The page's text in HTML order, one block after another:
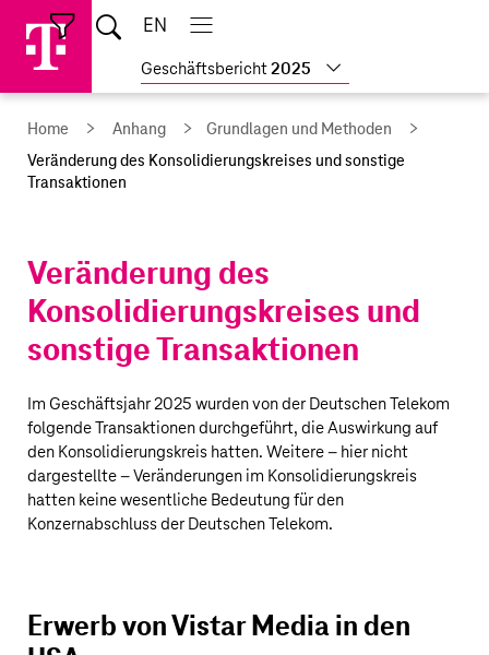
Sprungmarken
Springe
direkt
Springe
direkt
zum
Geschäftsbericht 2025
Weitere
Geschäftsberichte
Home
Schließen
SucheEN
Hauptnavigation
öffnen
Hauptnavigation
schließen
Home Anhang
Grundlagen und Methoden
Veränderung des Konsolidierungs­kreises und sonstige
Transaktionen
Veränderung des
Konsolidierungs­kreises und
sonstige Transaktionen
Im Geschäftsjahr 2025 wurden von der Deutschen Telekom
folgende Transaktionen durchgeführt, die Auswirkung auf
den Konsolidierungskreis hatten. Weitere – hier nicht
dargestellte – Veränderungen im Konsolidierungskreis
hatten keine wesentliche Bedeutung für den
Konzernabschluss der Deutschen Telekom.
Erwerb von Vistar Media in den